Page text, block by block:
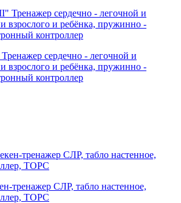
сердечно - легочной и
взрослого и ребёнка, пружинно -
контроллер
тренажер СЛР, табло настенное,
ТОРС